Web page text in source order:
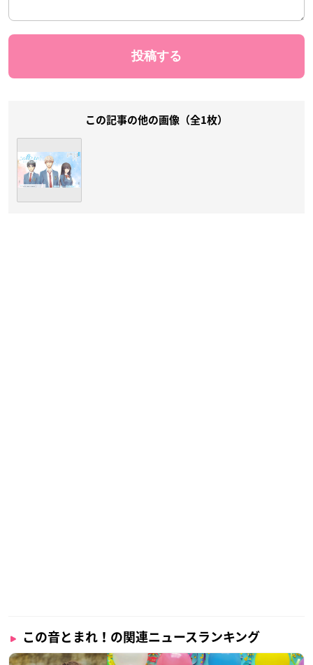
この記事の他の画像（全1枚）
この音とまれ！の関連ニュースランキング